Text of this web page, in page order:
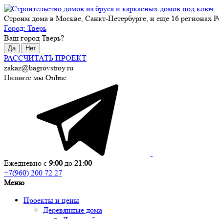
Строим дома в Москве, Санкт-Петербурге, и еще 16 регионах
Город: Тверь
Ваш город Тверь?
Да Нет
РАССЧИТАТЬ ПРОЕКТ
zakaz@bagrovstroy.ru
Пишите мы Online
Ежедневно с 9:00 до 21:00
+7(960) 200 72 27
Меню
Проекты и цены
Деревянные дома